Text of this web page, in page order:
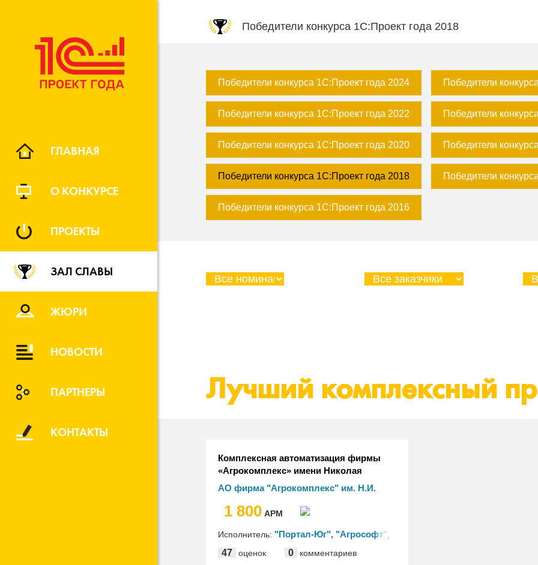
ГЛАВНАЯ
О КОНКУРСЕ
ПРОЕКТЫ
ЗАЛ СЛАВЫ
ЖЮРИ
НОВОСТИ
ПАРТНЕРЫ
КОНТАКТЫ
Победители конкурса 1С:Проект года 2018
Победители конкурса 1С:Проект года 2024 Победители
Победители конкурса 1С:Проект года 2022 Победители
Победители конкурса 1С:Проект года 2020 Победители
Победители конкурса 1С:Проект года 2018 Победители
Победители конкурса 1С:Проект года 2016
Лучший комплексный
Комплексная автоматизация фирмы
«Агрокомплекс» имени Николая
Ивановича Ткачева с использованием
решений «1С»
АО фирма "Агрокомплекс" им. Н.И.
1 800 АРМ
Исполнитель: "Портал-Юг", "Агрософт",
"ЦентрПрограммСистем", "КомЛайн",
Собственная ИТ-служба
47 оценок 0 комментариев